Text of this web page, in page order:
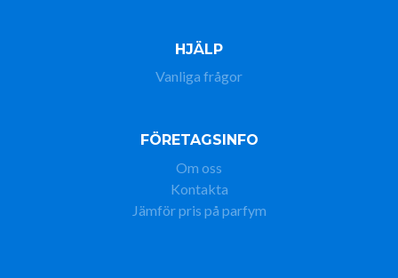
HJÄLP
Vanliga frågor
FÖRETAGSINFO
Om oss
Kontakta
Jämför pris på parfym